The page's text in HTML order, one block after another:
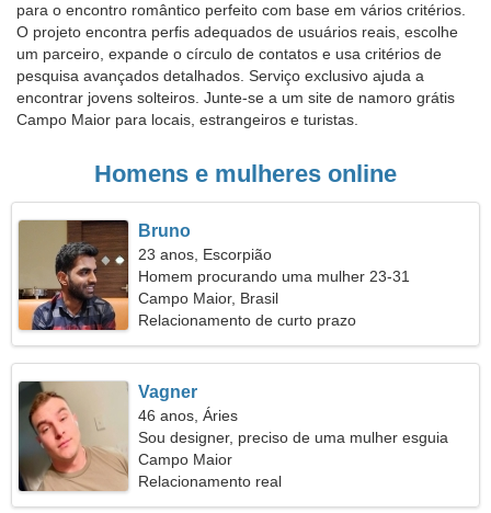
para o encontro romântico perfeito com base em vários critérios.
O projeto encontra perfis adequados de usuários reais, escolhe
um parceiro, expande o círculo de contatos e usa critérios de
pesquisa avançados detalhados. Serviço exclusivo ajuda a
encontrar jovens solteiros. Junte-se a um site de namoro grátis
Campo Maior para locais, estrangeiros e turistas.
Homens e mulheres online
Bruno
23 anos, Escorpião
Homem procurando uma mulher 23-31
Campo Maior, Brasil
Relacionamento de curto prazo
Vagner
46 anos, Áries
Sou designer, preciso de uma mulher esguia
Campo Maior
Relacionamento real